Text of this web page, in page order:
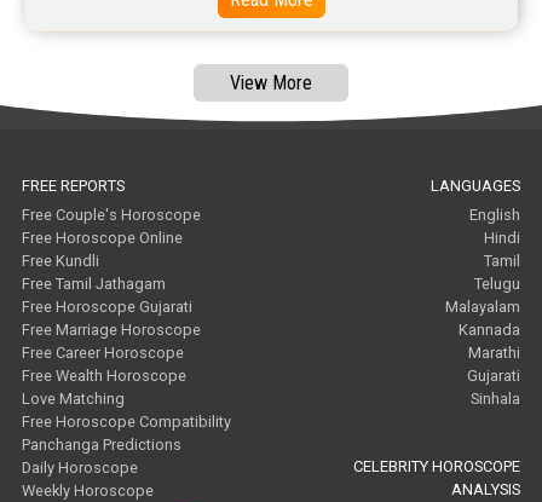
Astrology Consultancy Reviews
Free Janam Kundali Reviews
Free Astrology Reviews
View More
FREE REPORTS
Free Couple's Horoscope
Free Horoscope Online
Free Kundli
Free Tamil Jathagam
Free Horoscope Gujarati
Free Marriage Horoscope
Free Career Horoscope
Free Wealth Horoscope
Love Matching
Free Horoscope Compatibility
Panchanga Predictions
Daily Horoscope
Weekly Horoscope
LANGUAGES
English
Hindi
Tamil
Telugu
Malayalam
Kannada
Marathi
Gujarati
Sinhala
CELEBRITY HOROSCOPE
ANALYSIS